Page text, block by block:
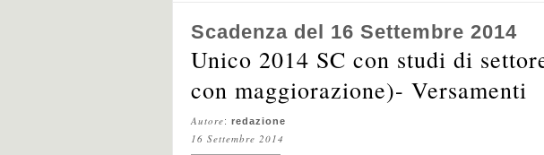
Scadenza del 16 Settembre 2014
Unico 2014 SC con studi di
con maggiorazione)- Versamenti
Autore: redazione
16 Settembre 2014